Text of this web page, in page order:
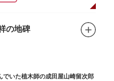
の地碑
いた植木師の成田屋山崎留次郎